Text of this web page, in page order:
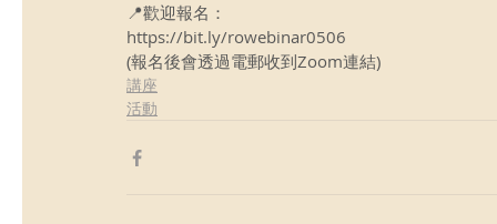
📍歡迎報名：
https://bit.ly/rowebinar0506
(報名後會透過電郵收到Zoom連結)
講座
活動